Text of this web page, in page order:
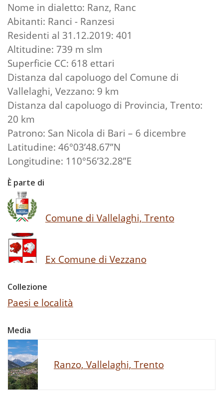
Nome in dialetto: Ranz, Ranc
Abitanti: Ranci - Ranzesi
Residenti al 31.12.2019: 401
Altitudine: 739 m slm
Superficie CC: 618 ettari
Distanza dal capoluogo del Comune di
Vallelaghi, Vezzano: 9 km
Distanza dal capoluogo di Provincia, Trento:
20 km
Patrono: San Nicola di Bari – 6 dicembre
Latitudine: 46°03’48.67”N
Longitudine: 110°56’32.28”E
È parte di
Comune di Vallelaghi, Trento
Ex Comune di Vezzano
Collezione
Paesi e località
Media
Ranzo, Vallelaghi, Trento